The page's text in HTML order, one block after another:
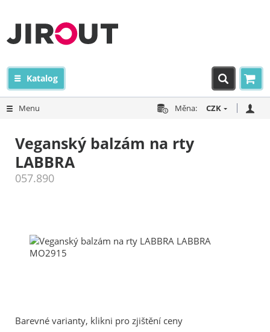
Katalog
Menu Měna: CZK
Veganský balzám na rty
LABBRA
057.890
Barevné varianty, klikni pro zjištění ceny